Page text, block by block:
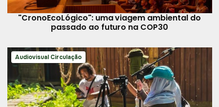
"CronoEcoLógico": uma viagem ambiental do
passado ao futuro na COP30
Audiovisual Circulação